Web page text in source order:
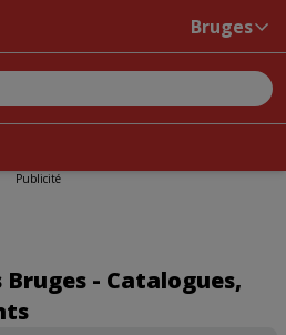
Bruges
Publicité
- Catalogues,